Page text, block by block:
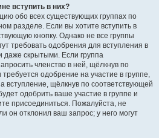
вступить в них?
обо всех существующих группах по
разделе. Если вы хотите вступить в
кнопку. Однако не все группы
требовать одобрения для вступления в
даже скрытыми. Если группа
членство в ней, щёлкнув по
одобрение на участие в группе,
вступление, щёлкнув по соответствующей
одобрить ваше участие в группе и
присоединиться. Пожалуйста, не
он отклонил ваш запрос; у него могут